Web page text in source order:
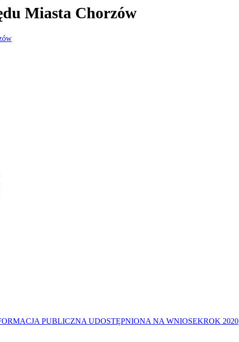
Miasta Chorzów
PUBLICZNA UDOSTĘPNIONA NA WNIOSEKROK 2020